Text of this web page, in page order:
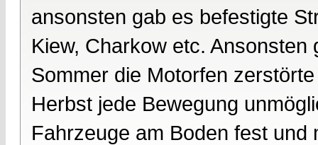
ansonsten gab es befestigte
Kiew, Charkow etc.
Sommer die Motorfen
Herbst jede Bewegung
Fahrzeuge am Boden fest